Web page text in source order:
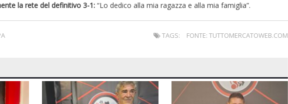
la rete del definitivo 3-1: “Lo dedico alla mia ragazza e alla mia famiglia”.
TAGS: FONTE: TUTTOMERCATOWEB.COM